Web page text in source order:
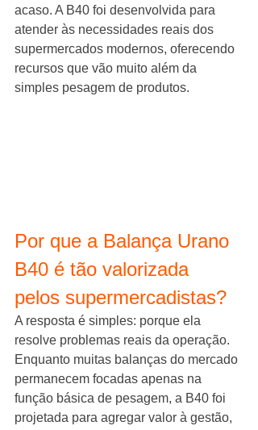
acaso. A B40 foi desenvolvida para
atender às necessidades reais dos
supermercados modernos, oferecendo
recursos que vão muito além da
simples pesagem de produtos.
Por que a Balança Urano
B40 é tão valorizada
pelos supermercadistas?
A resposta é simples: porque ela
resolve problemas reais da operação.
Enquanto muitas balanças do mercado
permanecem focadas apenas na
função básica de pesagem, a B40 foi
projetada para agregar valor à gestão,